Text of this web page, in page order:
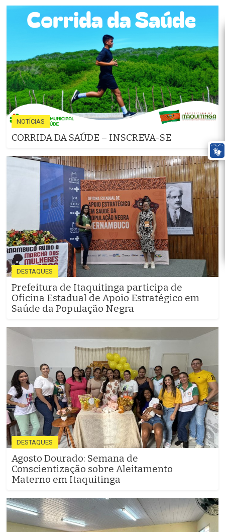
NOTÍCIAS
CORRIDA DA SAÚDE – INSCREVA-SE
DESTAQUES
Prefeitura de Itaquitinga participa de
Oficina Estadual de Apoio Estratégico em
Saúde da População Negra
DESTAQUES
Agosto Dourado: Semana de
Conscientização sobre Aleitamento
Materno em Itaquitinga